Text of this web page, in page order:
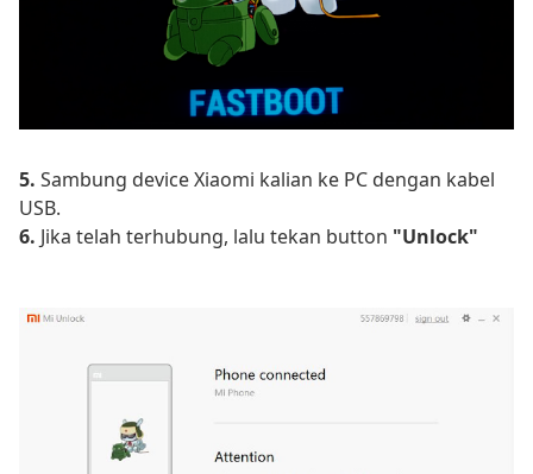
5. Sambung device Xiaomi kalian ke PC dengan kabel
USB.
6. Jika telah terhubung, lalu tekan button "Unlock"